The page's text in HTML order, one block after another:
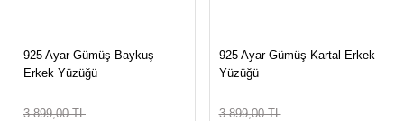
925 Ayar Gümüş Baykuş
Erkek Yüzüğü
3.899,00 TL
925 Ayar Gümüş Kartal Erkek
Yüzüğü
3.899,00 TL